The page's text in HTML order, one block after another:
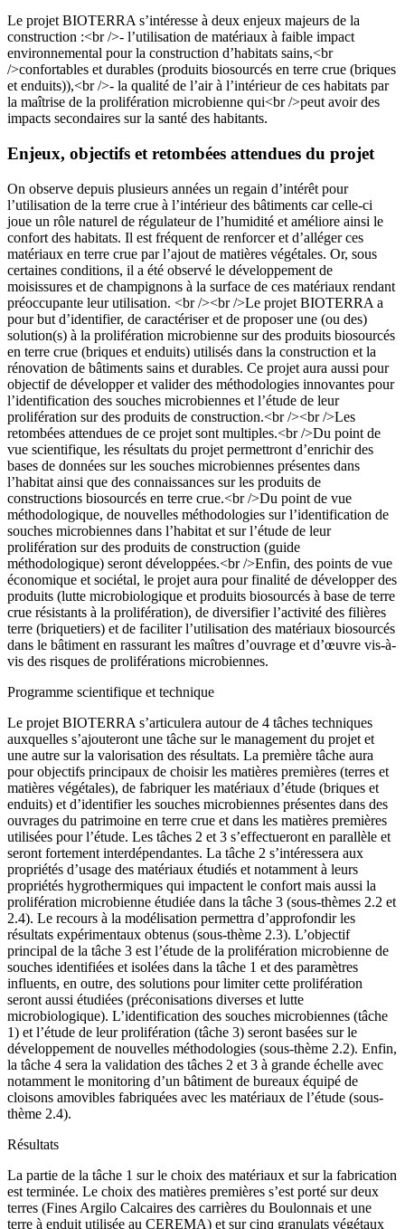
Le projet BIOTERRA s’intéresse à deux enjeux majeurs de la
construction :<br />- l’utilisation de matériaux à faible impact
environnemental pour la construction d’habitats sains,<br
/>confortables et durables (produits biosourcés en terre crue (briques
et enduits)),<br />- la qualité de l’air à l’intérieur de ces habitats par
la maîtrise de la prolifération microbienne qui<br />peut avoir des
impacts secondaires sur la santé des habitants.
Enjeux, objectifs et retombées attendues du projet
On observe depuis plusieurs années un regain d’intérêt pour
l’utilisation de la terre crue à l’intérieur des bâtiments car celle-ci
joue un rôle naturel de régulateur de l’humidité et améliore ainsi le
confort des habitats. Il est fréquent de renforcer et d’alléger ces
matériaux en terre crue par l’ajout de matières végétales. Or, sous
certaines conditions, il a été observé le développement de
moisissures et de champignons à la surface de ces matériaux rendant
préoccupante leur utilisation. <br /><br />Le projet BIOTERRA a
pour but d’identifier, de caractériser et de proposer une (ou des)
solution(s) à la prolifération microbienne sur des produits biosourcés
en terre crue (briques et enduits) utilisés dans la construction et la
rénovation de bâtiments sains et durables. Ce projet aura aussi pour
objectif de développer et valider des méthodologies innovantes pour
l’identification des souches microbiennes et l’étude de leur
prolifération sur des produits de construction.<br /><br />Les
retombées attendues de ce projet sont multiples.<br />Du point de
vue scientifique, les résultats du projet permettront d’enrichir des
bases de données sur les souches microbiennes présentes dans
l’habitat ainsi que des connaissances sur les produits de
constructions biosourcés en terre crue.<br />Du point de vue
méthodologique, de nouvelles méthodologies sur l’identification de
souches microbiennes dans l’habitat et sur l’étude de leur
prolifération sur des produits de construction (guide
méthodologique) seront développées.<br />Enfin, des points de vue
économique et sociétal, le projet aura pour finalité de développer des
produits (lutte microbiologique et produits biosourcés à base de terre
crue résistants à la prolifération), de diversifier l’activité des filières
terre (briquetiers) et de faciliter l’utilisation des matériaux biosourcés
dans le bâtiment en rassurant les maîtres d’ouvrage et d’œuvre vis-à-
vis des risques de proliférations microbiennes.
Programme scientifique et technique
Le projet BIOTERRA s’articulera autour de 4 tâches techniques
auxquelles s’ajouteront une tâche sur le management du projet et
une autre sur la valorisation des résultats. La première tâche aura
pour objectifs principaux de choisir les matières premières (terres et
matières végétales), de fabriquer les matériaux d’étude (briques et
enduits) et d’identifier les souches microbiennes présentes dans des
ouvrages du patrimoine en terre crue et dans les matières premières
utilisées pour l’étude. Les tâches 2 et 3 s’effectueront en parallèle et
seront fortement interdépendantes. La tâche 2 s’intéressera aux
propriétés d’usage des matériaux étudiés et notamment à leurs
propriétés hygrothermiques qui impactent le confort mais aussi la
prolifération microbienne étudiée dans la tâche 3 (sous-thèmes 2.2 et
2.4). Le recours à la modélisation permettra d’approfondir les
résultats expérimentaux obtenus (sous-thème 2.3). L’objectif
principal de la tâche 3 est l’étude de la prolifération microbienne de
souches identifiées et isolées dans la tâche 1 et des paramètres
influents, en outre, des solutions pour limiter cette prolifération
seront aussi étudiées (préconisations diverses et lutte
microbiologique). L’identification des souches microbiennes (tâche
1) et l’étude de leur prolifération (tâche 3) seront basées sur le
développement de nouvelles méthodologies (sous-thème 2.2). Enfin,
la tâche 4 sera la validation des tâches 2 et 3 à grande échelle avec
notamment le monitoring d’un bâtiment de bureaux équipé de
cloisons amovibles fabriquées avec les matériaux de l’étude (sous-
thème 2.4).
Résultats
La partie de la tâche 1 sur le choix des matériaux et sur la fabrication
est terminée. Le choix des matières premières s’est porté sur deux
terres (Fines Argilo Calcaires des carrières du Boulonnais et une
terre à enduit utilisée au CEREMA) et sur cinq granulats végétaux